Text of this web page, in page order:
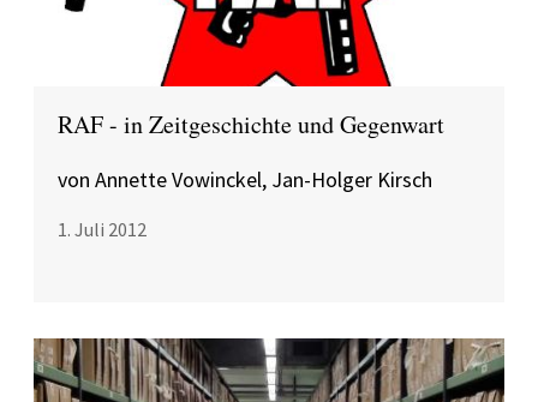
RAF - in Zeitgeschichte und Gegenwart
von Annette Vowinckel, Jan-Holger Kirsch
1. Juli 2012